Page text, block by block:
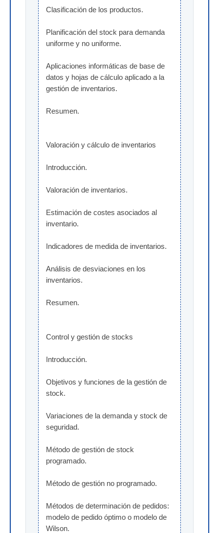
Clasificación de los productos.
Planificación del stock para demanda
uniforme y no uniforme.
Aplicaciones informáticas de base de
datos y hojas de cálculo aplicado a la
gestión de inventarios.
Resumen.
Valoración y cálculo de inventarios
Introducción.
Valoración de inventarios.
Estimación de costes asociados al
inventario.
Indicadores de medida de inventarios.
Análisis de desviaciones en los
inventarios.
Resumen.
Control y gestión de stocks
Introducción.
Objetivos y funciones de la gestión de
stock.
Variaciones de la demanda y stock de
seguridad.
Método de gestión de stock
programado.
Método de gestión no programado.
Métodos de determinación de pedidos:
modelo de pedido óptimo o modelo de
Wilson.